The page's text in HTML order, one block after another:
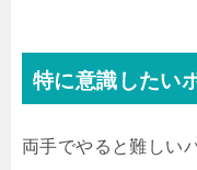
特に意識したい
両手でやると難しい